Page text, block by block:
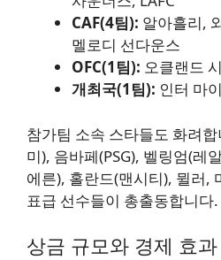
CAF(4팀): 알아흘리,
멜로디 선다운스
OFC(1팀): 오클랜드
개최국(1팀): 인터 마
참가팀 소속 스타들도 화려
미), 음바페(PSG), 벨링엄(레
에른), 홀란드(맨시티), 뮐러,
표급 선수들이 총출동합니다.
상금 규모와 경제 효과